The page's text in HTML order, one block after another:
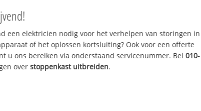
een elektricien nodig voor het verhelpen van storingen in
of het oplossen kortsluiting? Ook voor een offerte
u ons bereiken via onderstaand servicenummer. Bel010-
overstoppenkast uitbreiden.